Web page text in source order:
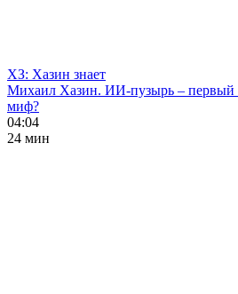
ХЗ: Хазин знает
Михаил Хазин. ИИ-пузырь – первый
миф?
04:04
24 мин